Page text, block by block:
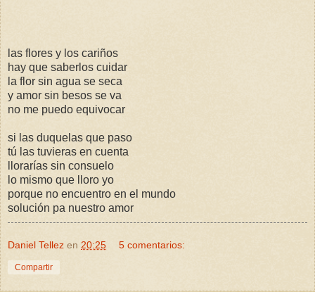
las flores y los cariños
hay que saberlos cuidar
la flor sin agua se seca
y amor sin besos se va
no me puedo equivocar
si las duquelas que paso
tú las tuvieras en cuenta
llorarías sin consuelo
lo mismo que lloro yo
porque no encuentro en el mundo
solución pa nuestro amor
Daniel Tellez en 20:25 5 comentarios:
Compartir